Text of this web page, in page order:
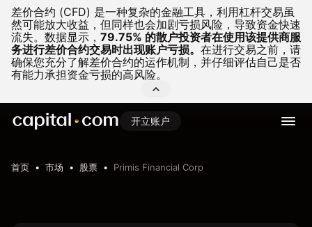
差价合约 (CFD) 是一种复杂的金融工具，利用杠杆交易虽
然可能放大收益，但同样也会加剧亏损风险，导致资金快速
流失。 数据显示， 79.75% 的散户投资者在使用该提供商服
务进行差价合约交易时出现账户亏损。 在进行交易之前，请
确保您充分了解差价合约的运作机制，并仔细评估自己是否
有能力承担资金亏损的高风险。
开立账户
首页 市场 股票 Primis Financial Corp